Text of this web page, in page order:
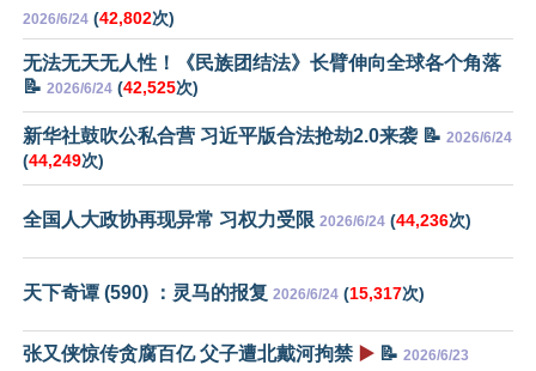
2026/6/24 (42,802次)
无法无天无人性！《民族团结法》长臂伸向全球各个角落
📝 2026/6/24 (42,525次)
新华社鼓吹公私合营 习近平版合法抢劫2.0来袭 📝 2026/6/24
(44,249次)
全国人大政协再现异常 习权力受限 2026/6/24 (44,236次)
天下奇谭 (590) ：灵马的报复 2026/6/24 (15,317次)
张又侠惊传贪腐百亿 父子遭北戴河拘禁 ▶️ 📝 2026/6/23